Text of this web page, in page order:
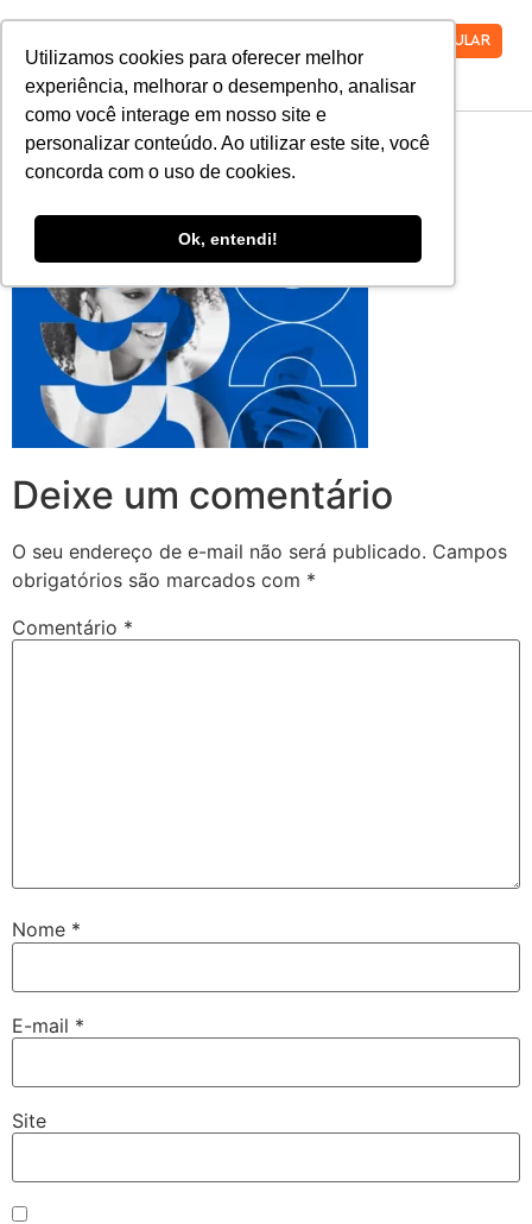
Utilizamos cookies para oferecer melhor
experiência, melhorar o desempenho, analisar
como você interage em nosso site e
personalizar conteúdo. Ao utilizar este site, você
concorda com o uso de cookies.
Ok, entendi!
VESTIBULAR
topo-blog-faro
Deixe um comentário
O seu endereço de e-mail não será publicado. Campos
obrigatórios são marcados com *
Comentário *
Nome *
E-mail *
Site